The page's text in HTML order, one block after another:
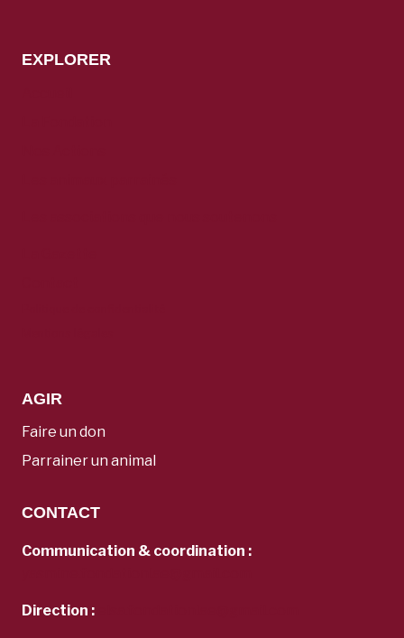
EXPLORER
AGIR
Faire un don
Parrainer un animal
CONTACT
Communication & coordination :
Direction :